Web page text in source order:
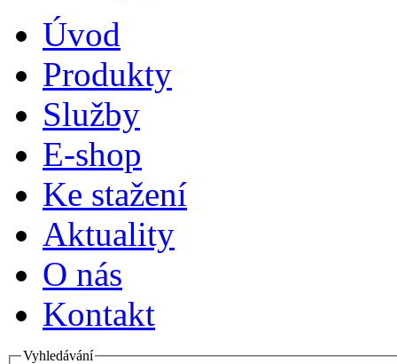
Úvod
Produkty
Služby
E-shop
Ke stažení
Aktuality
O nás
Kontakt
Vyhledávání